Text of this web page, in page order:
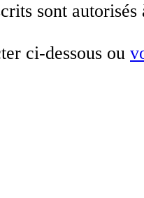
sont autorisés
ci-dessous ou